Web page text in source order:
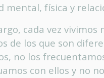
mental, física y
cada vez vivimos
de los que son
no los
con ellos y no